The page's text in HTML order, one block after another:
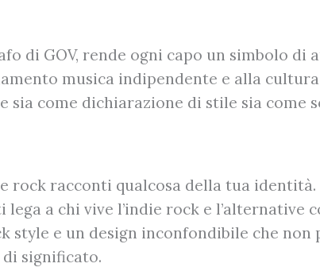
di GOV, rende ogni capo un simbolo di
musica indipendente e alla
sia come dichiarazione di stile sia
rock racconti qualcosa della tua
lega a chi vive l’indie rock e
style e un design inconfondibile che
significato.